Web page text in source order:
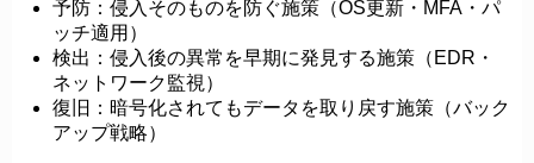
予防：侵入そのものを防ぐ施策（OS更新・MFA・パ
ッチ適用）
検出：侵入後の異常を早期に発見する施策（EDR・
ネットワーク監視）
復旧：暗号化されてもデータを取り戻す施策（バック
アップ戦略）